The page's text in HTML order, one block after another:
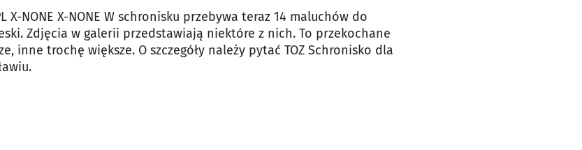
X-NONE X-NONE W schronisku przebywa teraz 14 maluchów do
Zdjęcia w galerii przedstawiają niektóre z nich. To przekochane
inne trochę większe. O szczegóły należy pytać TOZ Schronisko dla